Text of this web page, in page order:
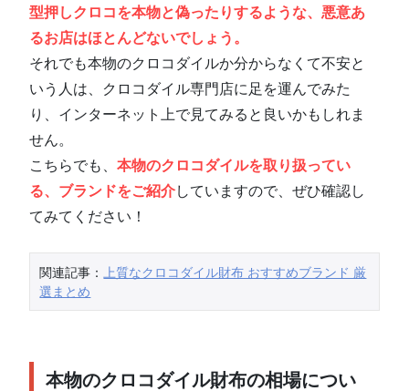
型押しクロコを本物と偽ったりするような、悪意あ
るお店はほとんどないでしょう。
それでも本物のクロコダイルか分からなくて不安と
いう人は、クロコダイル専門店に足を運んでみた
り、インターネット上で見てみると良いかもしれま
せん。
こちらでも、本物のクロコダイルを取り扱ってい
る、ブランドをご紹介していますので、ぜひ確認し
てみてください！
関連記事：
上質なクロコダイル財布 おすすめブランド 厳
選まとめ
本物のクロコダイル財布の相場につい